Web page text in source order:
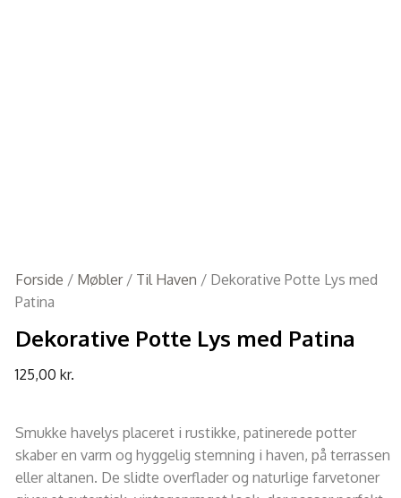
Forside / Møbler/ Til Haven / Dekorative Potte Lys med
Patina
Dekorative Potte Lys med Patina
125,00 kr.
Smukke havelys placeret i rustikke, patinerede potter
skaber en varm og hyggelig stemning i haven, på terrassen
eller altanen. De slidte overflader og naturlige farvetoner